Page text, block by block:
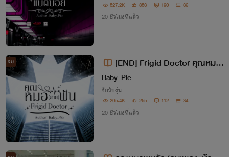
527.2K 853 190 36
20 ชั่วโมงที่แล้ว
จบ
[END] Frigid Doctor คุณหมอ
(สาย)ฟัน
Baby_Pie
รักวัยรุ่น
205.4K 255 112 34
20 ชั่วโมงที่แล้ว